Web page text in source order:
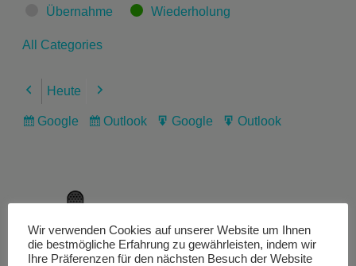
Übernahme Wiederholung
All Categories
Previous
Heute Next
Subscribe
Google
Subscribe
Outlook
Export
Google
Export
Outlook
Livestream
Wir verwenden Cookies auf unserer Website um Ihnen
die bestmögliche Erfahrung zu gewährleisten, indem wir
Ihre Präferenzen für den nächsten Besuch der Website